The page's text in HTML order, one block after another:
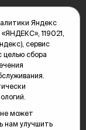
28А
Яндекс
119021,
сервис
целью сбора
может
нам улучшить